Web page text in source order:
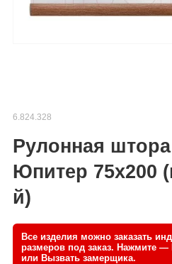
6.824.328
Рулонная
Юпитер 75x200
й)